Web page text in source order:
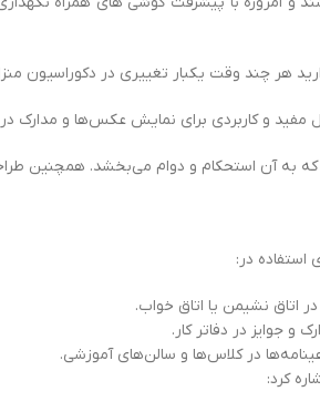
هر چند وقت یکبار تغییری در دکوراسیون
و کاربردی برای نمایش عکس‌ها و مدارک
استفاده در:
اتاق نشیمن یا اتاق خواب.
و جوایز در دفاتر کار.
در کلاس‌ها و سالن‌های آموزشی.
کرد: